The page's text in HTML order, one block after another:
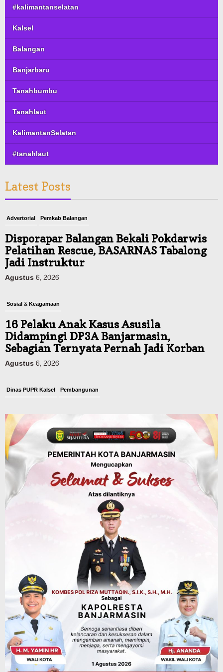
#kalimantanselatan
Kalsel
Balangan
Banjarbaru
Tanahbumbu
Tanahlaut
KalimantanSelatan
#tanahlaut
Latest Posts
Advertorial Pemkab Balangan
Disporapar Balangan Bekali Pokdarwis
Pelatihan Rescue, BASARNAS Tabalong
Jadi Instruktur
Agustus 6, 2026
Sosial & Keagamaan
16 Pelaku Anak Kasus Asusila
Didampingi DP3A Banjarmasin,
Sebagian Ternyata Pernah Jadi Korban
Agustus 6, 2026
Dinas PUPR Kalsel Pembangunan
Pemerintah Janji Tingkatkan Fasilitas
Keselamatan Jalan Alternatif
Banjarbaru–Batulicin
Agustus 6, 2026
Dinas Kehutanan Kalsel
Tahura Sultan Adam Sempat Alami
Kebakaran Lahan, Api Berhasil
Dipadamkan, Kadishut Kalsel
Memimpin Langsung Aksi di Lapangan
Advertorial Pemkab Balangan
Silaturahmi ke DPRD Balangan, Kapolres
AKBP Arif Mansyur Perkuat Koordinasi
Keamanan Daerah
Agustus 6, 2026